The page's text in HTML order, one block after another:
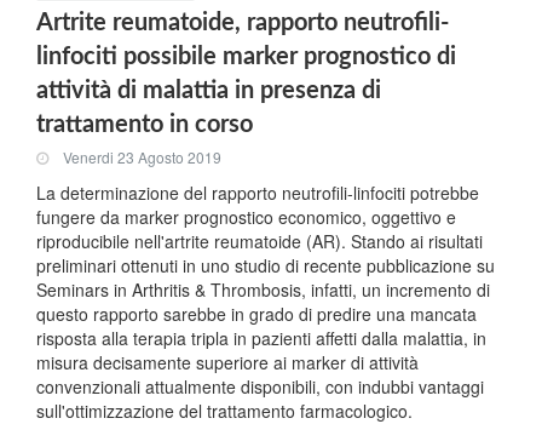
Artrite reumatoide, rapporto neutrofili-
linfociti possibile marker prognostico di
attività di malattia in presenza di
trattamento in corso
Venerdi 23 Agosto 2019
La determinazione del rapporto neutrofili-linfociti potrebbe
fungere da marker prognostico economico, oggettivo e
riproducibile nell'artrite reumatoide (AR). Stando ai risultati
preliminari ottenuti in uno studio di recente pubblicazione su
Seminars in Arthritis & Thrombosis, infatti, un incremento di
questo rapporto sarebbe in grado di predire una mancata
risposta alla terapia tripla in pazienti affetti dalla malattia, in
misura decisamente superiore ai marker di attività
convenzionali attualmente disponibili, con indubbi vantaggi
sull'ottimizzazione del trattamento farmacologico.